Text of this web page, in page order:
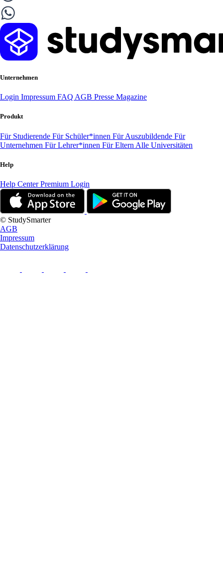
Unternehmen
Login Impressum FAQ AGB Presse Magazine
Produkt
Für Studierende Für Schüler*innen Für Auszubildende Für
Unternehmen Für Lehrer*innen Für Eltern Alle Universitäten
Help
Help CenterPremium Login
© StudySmarter
AGB
Impressum
Datenschutzerklärung